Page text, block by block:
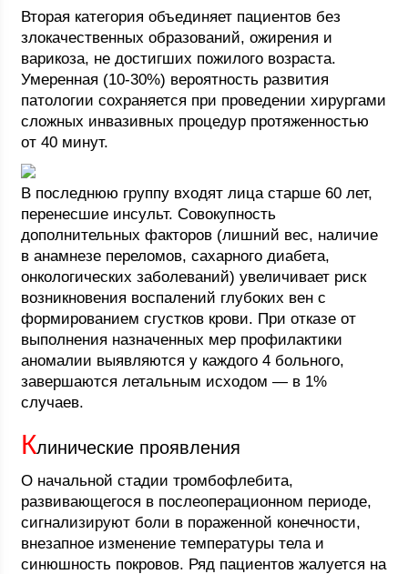
Вторая категория объединяет пациентов без
злокачественных образований, ожирения и
варикоза, не достигших пожилого возраста.
Умеренная (10-30%) вероятность развития
патологии сохраняется при проведении хирургами
сложных инвазивных процедур протяженностью
от 40 минут.
В последнюю группу входят лица старше 60 лет,
перенесшие инсульт. Совокупность
дополнительных факторов (лишний вес, наличие
в анамнезе переломов, сахарного диабета,
онкологических заболеваний) увеличивает риск
возникновения воспалений глубоких вен с
формированием сгустков крови. При отказе от
выполнения назначенных мер профилактики
аномалии выявляются у каждого 4 больного,
завершаются летальным исходом — в 1%
случаев.
Клинические проявления
О начальной стадии тромбофлебита,
развивающегося в послеоперационном периоде,
сигнализируют боли в пораженной конечности,
внезапное изменение температуры тела и
синюшность покровов. Ряд пациентов жалуется на